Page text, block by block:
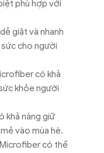
phù hợp với
giặt và nhanh
cho người
có khả
khỏe người
khả năng giữ
vào mùa hè.
có thể